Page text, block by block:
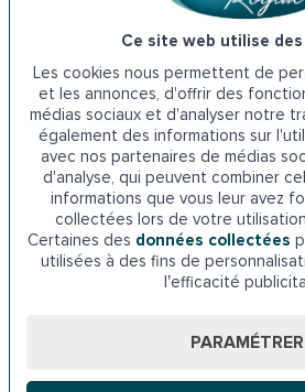
Ce site web utilise
Les cookies nous permettent de
et les annonces, d'offrir des
médias sociaux et d'analyser notre
également des informations sur
avec nos partenaires de médias
d'analyse, qui peuvent combiner
informations que vous leur avez
collectées lors de votre
Certaines des données collectées
utilisées à des fins de
l’efficacité
PARAMÉTRER
Téléphone : 09 71 10 39 60
5- Les prêts de l’ADIL en Dordogne
L’ADIL peut également
dans leur projet d’adaptation du
les accompagner dans la recherche
adéquat pour l’installation d’un
proposées par l’ADIL prennent la
préférentiel tels que le prêt travaux
3 Rue Victor Hugo, 24000 Périgueux